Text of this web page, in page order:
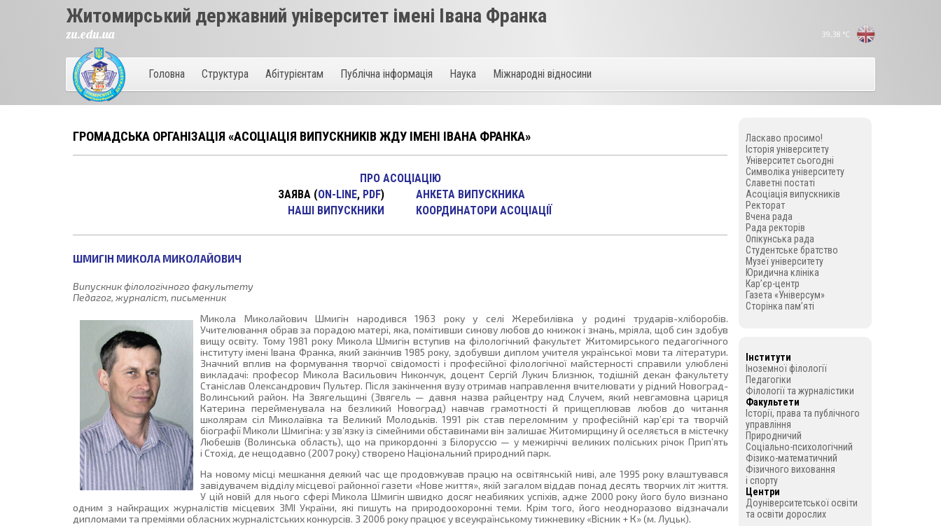
39,38 °C
Житомирський державний університет імені Івана Франка
zu.edu.ua
Головна Структура Абітурієнтам Публічна інформація Наука Міжнародні відносини
ГРОМАДСЬКА ОРГАНІЗАЦІЯ «АСОЦІАЦІЯ ВИПУСКНИКІВ ЖДУ ІМЕНІ ІВАНА ФРАНКА»
ПРО АСОЦІАЦІЮ
ЗАЯВА (ON-LINE, PDF)
АНКЕТА ВИПУСКНИКА
НАШI ВИПУСКНИКИ
КООРДИНАТОРИ АСОЦІАЦІЇ
ШМИГІН МИКОЛА МИКОЛАЙОВИЧ
Випускник філологічного факультету
Педагог, журналіст, письменник
Микола Миколайович Шмигін народився 1963 року у селі Жеребилівка у родині трударів-хліборобів.
Учителювання обрав за порадою матері, яка, помітивши синову любов до книжок і знань, мріяла, щоб син здобув
вищу освіту. Тому 1981 року Микола Шмигін вступив на філологічний факультет Житомирського педагогічного
інституту імені Івана Франка, який закінчив 1985 року, здобувши диплом учителя української мови та літератури.
Значний вплив на формування творчої свідомості і професійної філологічної майстерності справили улюблені
викладачі: професор Микола Васильович Никончук, доцент Сергій Лукич Близнюк, тодішній декан факультету
Станіслав Олександрович Пультер. Після закінчення вузу отримав направлення вчителювати у рідний Новоград-
Волинський район. На Звягельщині (Звягель — давня назва райцентру над Случем, який невгамовна цариця
Катерина перейменувала на безликий Новоград) навчав грамотності й прищеплював любов до читання
школярам сіл Миколаївка та Великий Молодьків. 1991 рік став переломним у професійній кар’єрі та творчій
біографії Миколи Шмигіна: у зв’язку із сімейними обставинами він залишає Житомирщину й оселяється в містечку
Любешів (Волинська область), що на прикордонні з Білоруссю — у межиріччі великих поліських річок Прип’ять
і Стохід, де нещодавно (2007 року) створено Національний природний парк.
На новому місці мешкання деякий час ще продовжував працю на освітянській ниві, але 1995 року влаштувався
завідувачем відділу місцевої районної газети «Нове життя», якій загалом віддав понад десять творчих літ життя.
У цій новій для нього сфері Микола Шмигін швидко досяг неабияких успіхів, адже 2000 року його було визнано
одним з найкращих журналістів місцевих ЗМІ України, які пишуть на природоохоронні теми. Крім того, його неодноразово відзначали
дипломами та преміями обласних журналістських конкурсів. З 2006 року працює у всеукраїнському тижневику «Вісник + К» (м. Луцьк).
Ласкаво просимо!
Історія університету
Університет сьогодні
Символіка університету
Славетні постаті
Асоціація випускників
Ректорат
Вчена рада
Рада ректорів
Опікунська рада
Студентське братство
Музеї університету
Юридична клініка
Кар’єр-центр
Газета «Універсум»
Сторінка пам’яті
Інститути
Іноземної філології
Педагогіки
Філології та журналістики
Факультети
Історії, права та публічного
управління
Природничий
Соціально-психологічний
Фізико-математичний
Фізичного виховання
і спорту
Центри
Доуніверситетської освіти
та освіти дорослих